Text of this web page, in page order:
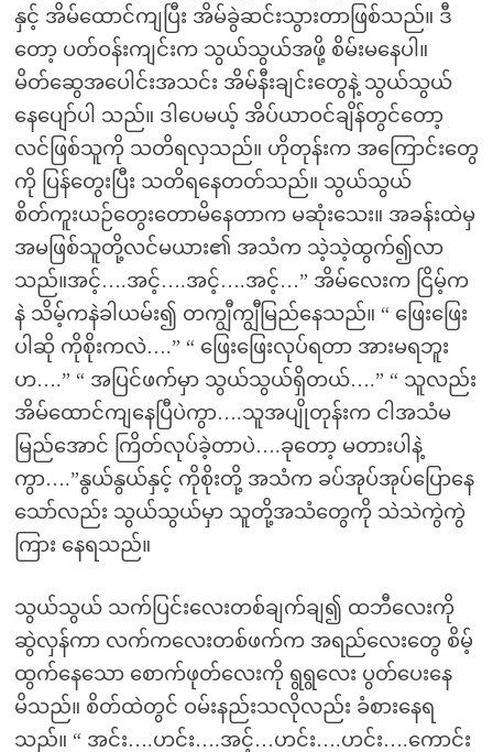
နှင့် အိမ်ထောင်ကျပြီး အိမ်ခွဲဆင်းသွားတာဖြစ်သည်။ ဒီ
တော့ ပတ်ဝန်းကျင်းက သွယ်သွယ်အဖို့ စိမ်းမနေပါ။
မိတ်ဆွေအပေါင်းအသင်း အိမ်နီးချင်းတွေနဲ့ သွယ်သွယ်
နေပျော်ပါ သည်။ ဒါပေမယ့် အိပ်ယာဝင်ချိန်တွင်တော့
လင်ဖြစ်သူကို သတိရလှသည်။ ဟိုတုန်းက အကြောင်းတွေ
ကို ပြန်တွေးပြီး သတိရနေတတ်သည်။ သွယ်သွယ်
စိတ်ကူးယဉ်တွေးတောမိနေတာက မဆုံးသေး။ အခန်းထဲမှ
အမဖြစ်သူတို့လင်မယား၏ အသံက သဲ့သဲ့ထွက်၍လာ
သည်။အင့်….အင့်….အင့်….အင့်…” အိမ်လေးက ငြိမ့်က
နဲ သိမ့်ကနဲခါယမ်း၍ တကျွီကျွီမြည်နေသည်။ “ ဖြေးဖြေး
ပါဆို ကိုစိုးကလဲ….” “ ဖြေးဖြေးလုပ်ရတာ အားမရဘူး
ဟ….” “ အပြင်ဖက်မှာ သွယ်သွယ်ရှိတယ်….” “ သူလည်း
အိမ်ထောင်ကျနေပြီပဲကွာ….သူအပျိုတုန်းက ငါအသံမ
မြည်အောင် ကြိတ်လုပ်ခဲ့တာပဲ….ခုတော့ မတားပါနဲ့
ကွာ….”နွယ်နွယ်နှင့် ကိုစိုးတို့ အသံက ခပ်အုပ်အုပ်ပြောနေ
သော်လည်း သွယ်သွယ်မှာ သူတို့အသံတွေကို သဲသဲကွဲကွဲ
ကြား နေရသည်။
သွယ်သွယ် သက်ပြင်းလေးတစ်ချက်ချ၍ ထဘီလေးကို
ဆွဲလှန်ကာ လက်ကလေးတစ်ဖက်က အရည်လေးတွေ စိမ့်
ထွက်နေသော စောက်ဖုတ်လေးကို ရွရွလေး ပွတ်ပေးနေ
မိသည်။ စိတ်ထဲတွင် ဝမ်းနည်းသလိုလည်း ခံစားနေရ
သည်။ “ အင်း….ဟင်း….အင့်…ဟင်း….ဟင်း….ကောင်း